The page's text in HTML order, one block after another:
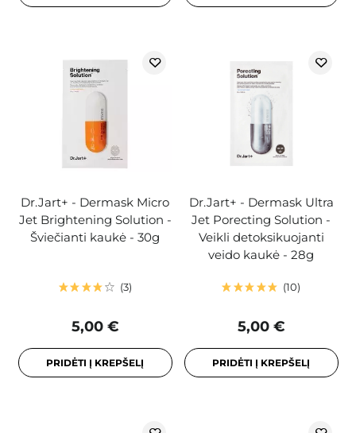
Dr.Jart+ - Dermask Micro
Jet Brightening Solution -
Šviečianti kaukė - 30g
3
5,00 €
PRIDĖTI Į KREPŠELĮ
Dr.Jart+ - Dermask Ultra
Jet Porecting Solution -
Veikli detoksikuojanti
veido kaukė - 28g
10
5,00 €
PRIDĖTI Į KREPŠELĮ